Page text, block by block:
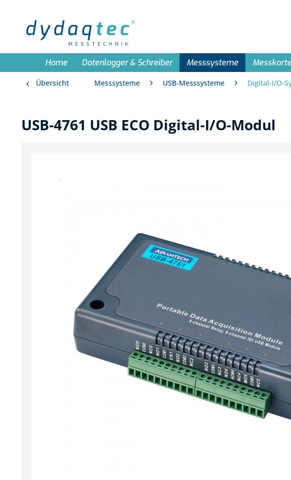
Home Datenlogger & Schreiber Messsysteme
Übersicht Messsysteme USB-Messsysteme Digital-I/O-
USB-4761 USB ECO Digital-I/O-Modul